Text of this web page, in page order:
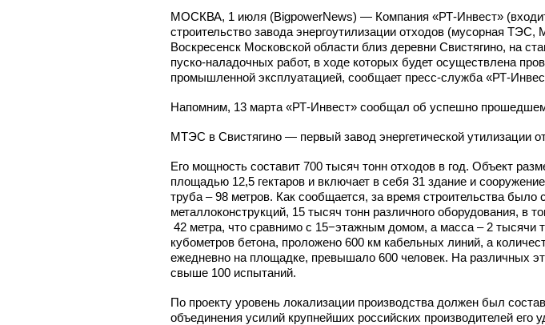
МОСКВА, 1 июля (BigpowerNews) — Компания «РТ-Инвест»
строительство завода энергоутилизации отходов (мусорная ТЭС,
Воскресенск Московской области близ деревни Свистягино, на
пуско-наладочных работ, в ходе которых будет осуществлена
промышленной эксплуатацией, сообщает пресс-служба «РТ-
Напомним, 13 марта «РТ-Инвест» сообщал об успешно прошедшем
МТЭС в Свистягино — первый завод энергетической утилизации
Его мощность составит 700 тысяч тонн отходов в год. Объект
площадью 12,5 гектаров и включает в себя 31 здание и
труба – 98 метров. Как сообщается, за время строительства было
металлоконструкций, 15 тысяч тонн различного оборудования, в
42 метра, что сравнимо с 15−этажным домом, а масса – 2 тысячи
кубометров бетона, проложено 600 км кабельных линий, а
ежедневно на площадке, превышало 600 человек. На различных
свыше 100 испытаний.
По проекту уровень локализации производства должен был
объединения усилий крупнейших российских производителей его